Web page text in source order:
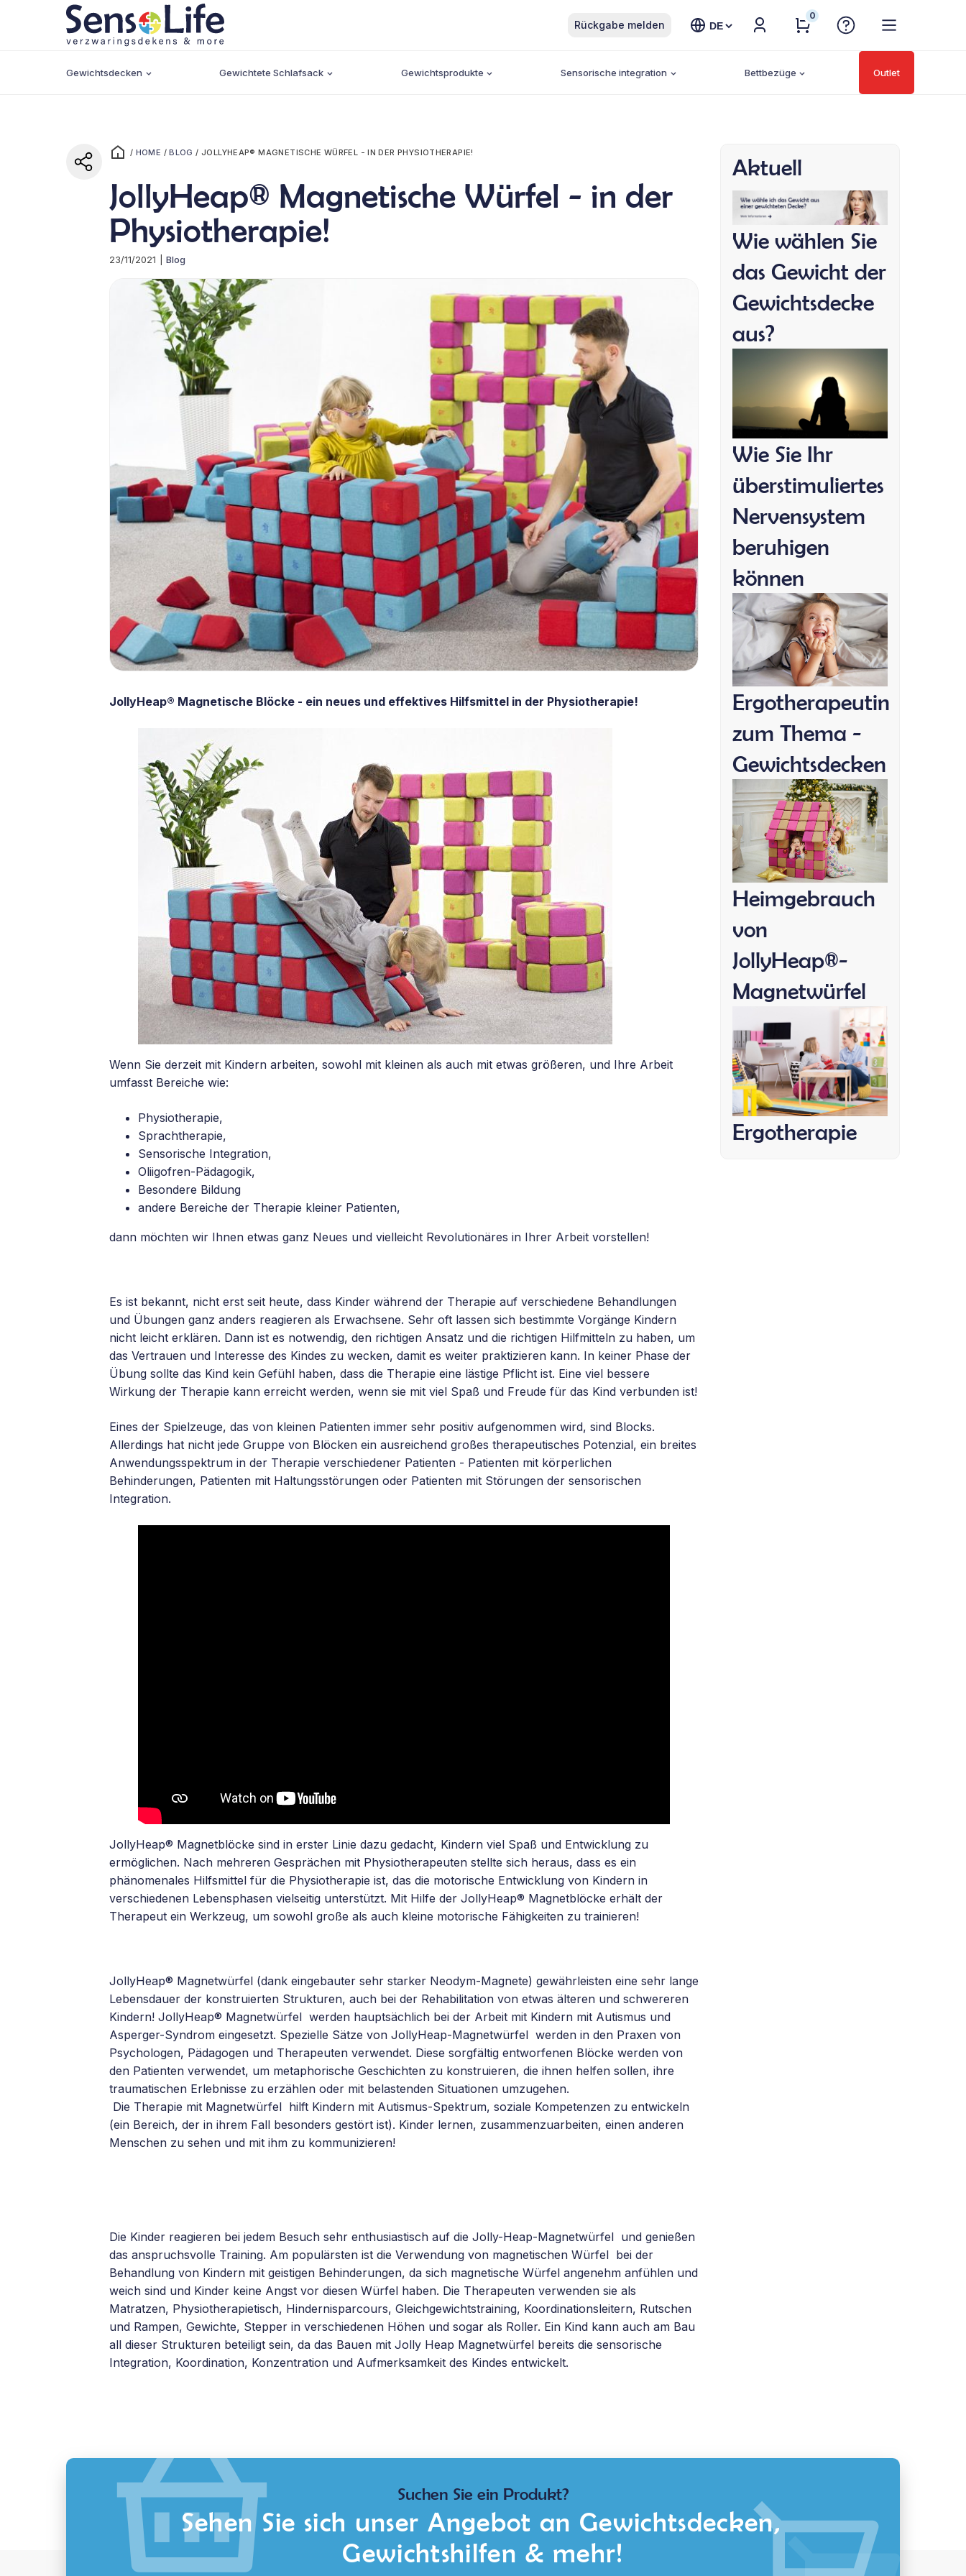
Rückgabe melden
Sprache
0
Gewichtsdecken Gewichtete Schlafsack Gewichtsprodukte Sensorische integration Bettbezüge Outlet
/ HOME /BLOG / JOLLYHEAP® MAGNETISCHE WÜRFEL - IN DER PHYSIOTHERAPIE!
JollyHeap® Magnetische Würfel - in der
Physiotherapie!
23/11/2021 Blog
JollyHeap® Magnetische Blöcke - ein neues und effektives Hilfsmittel in der Physiotherapie!
Wenn Sie derzeit mit Kindern arbeiten, sowohl mit kleinen als auch mit etwas größeren, und Ihre Arbeit
umfasst Bereiche wie:
Physiotherapie,
Sprachtherapie,
Sensorische Integration,
Oliigofren-Pädagogik,
Besondere Bildung
andere Bereiche der Therapie kleiner Patienten,
dann möchten wir Ihnen etwas ganz Neues und vielleicht Revolutionäres in Ihrer Arbeit vorstellen!
Es ist bekannt, nicht erst seit heute, dass Kinder während der Therapie auf verschiedene Behandlungen
und Übungen ganz anders reagieren als Erwachsene. Sehr oft lassen sich bestimmte Vorgänge Kindern
nicht leicht erklären. Dann ist es notwendig, den richtigen Ansatz und die richtigen Hilfmitteln zu haben, um
das Vertrauen und Interesse des Kindes zu wecken, damit es weiter praktizieren kann. In keiner Phase der
Übung sollte das Kind kein Gefühl haben, dass die Therapie eine lästige Pflicht ist. Eine viel bessere
Wirkung der Therapie kann erreicht werden, wenn sie mit viel Spaß und Freude für das Kind verbunden ist!
Eines der Spielzeuge, das von kleinen Patienten immer sehr positiv aufgenommen wird, sind Blocks.
Allerdings hat nicht jede Gruppe von Blöcken ein ausreichend großes therapeutisches Potenzial, ein breites
Anwendungsspektrum in der Therapie verschiedener Patienten - Patienten mit körperlichen
Behinderungen, Patienten mit Haltungsstörungen oder Patienten mit Störungen der sensorischen
Integration.
JollyHeap® Magnetblöcke sind in erster Linie dazu gedacht, Kindern viel Spaß und Entwicklung zu
ermöglichen. Nach mehreren Gesprächen mit Physiotherapeuten stellte sich heraus, dass es ein
phänomenales Hilfsmittel für die Physiotherapie ist, das die motorische Entwicklung von Kindern in
verschiedenen Lebensphasen vielseitig unterstützt. Mit Hilfe der JollyHeap® Magnetblöcke erhält der
Therapeut ein Werkzeug, um sowohl große als auch kleine motorische Fähigkeiten zu trainieren!
JollyHeap® Magnetwürfel (dank eingebauter sehr starker Neodym-Magnete) gewährleisten eine sehr lange
Lebensdauer der konstruierten Strukturen, auch bei der Rehabilitation von etwas älteren und schwereren
Kindern! JollyHeap® Magnetwürfel werden hauptsächlich bei der Arbeit mit Kindern mit Autismus und
Asperger-Syndrom eingesetzt. Spezielle Sätze von JollyHeap-Magnetwürfel werden in den Praxen von
Psychologen, Pädagogen und Therapeuten verwendet. Diese sorgfältig entworfenen Blöcke werden von
den Patienten verwendet, um metaphorische Geschichten zu konstruieren, die ihnen helfen sollen, ihre
traumatischen Erlebnisse zu erzählen oder mit belastenden Situationen umzugehen.
Die Therapie mit Magnetwürfel hilft Kindern mit Autismus-Spektrum, soziale Kompetenzen zu entwickeln
(ein Bereich, der in ihrem Fall besonders gestört ist). Kinder lernen, zusammenzuarbeiten, einen anderen
Menschen zu sehen und mit ihm zu kommunizieren!
Die Kinder reagieren bei jedem Besuch sehr enthusiastisch auf die Jolly-Heap-Magnetwürfel und genießen
das anspruchsvolle Training. Am populärsten ist die Verwendung von magnetischen Würfel bei der
Behandlung von Kindern mit geistigen Behinderungen, da sich magnetische Würfel angenehm anfühlen und
weich sind und Kinder keine Angst vor diesen Würfel haben. Die Therapeuten verwenden sie als
Matratzen, Physiotherapietisch, Hindernisparcours, Gleichgewichtstraining, Koordinationsleitern, Rutschen
und Rampen, Gewichte, Stepper in verschiedenen Höhen und sogar als Roller. Ein Kind kann auch am Bau
all dieser Strukturen beteiligt sein, da das Bauen mit Jolly Heap Magnetwürfel bereits die sensorische
Integration, Koordination, Konzentration und Aufmerksamkeit des Kindes entwickelt.
Aktuell
Wie wählen Sie
das Gewicht der
Gewichtsdecke
aus?
Wie Sie Ihr
überstimuliertes
Nervensystem
beruhigen
können
Ergotherapeutin
zum Thema -
Gewichtsdecken
Heimgebrauch
von
JollyHeap®-
Magnetwürfel
Ergotherapie
Suchen Sie ein Produkt?
Sehen Sie sich unser Angebot an Gewichtsdecken,
Gewichtshilfen & mehr!